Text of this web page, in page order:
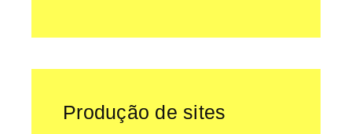
Produção de sites